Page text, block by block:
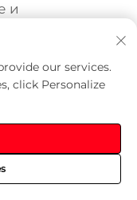
и
бариерно
у
варира
our services.
click Personalize